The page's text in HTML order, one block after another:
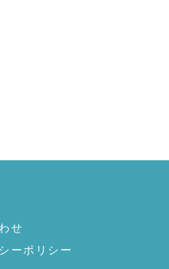
せ
ーポリシー